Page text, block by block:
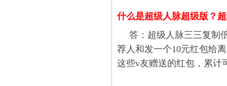
什么是超级人脉超级版 ？
答： 超级人脉三三复制
荐人和发一个10元红包给
这些v友赠送的红包，累计